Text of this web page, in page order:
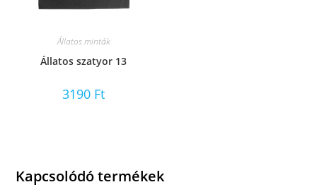
Állatos minták
Állatos szatyor 13
3190 Ft
Kapcsolódó termékek